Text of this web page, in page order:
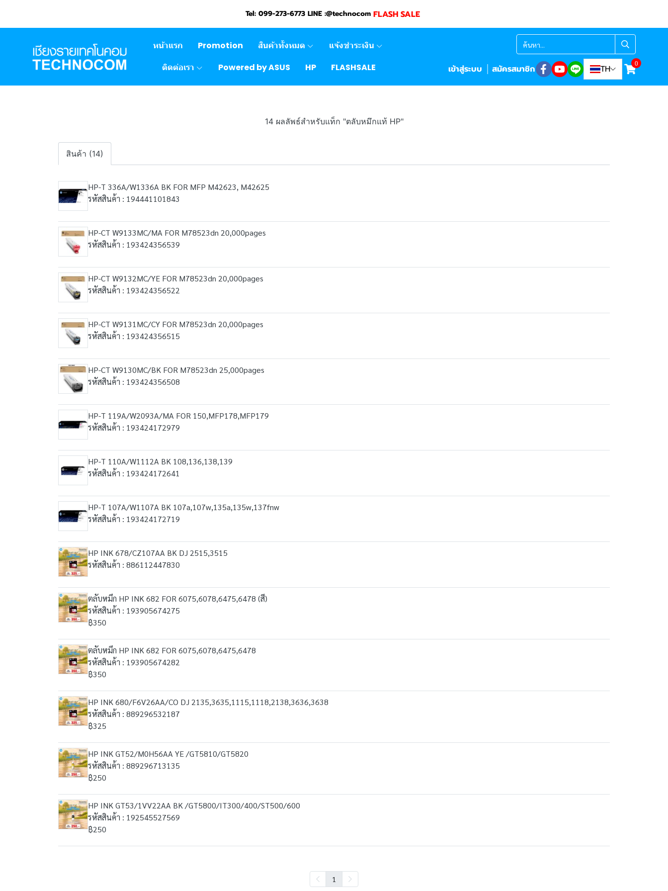
Tel: 099-273-6773 LINE :@technocom FLASH SALE
หน้าแรก Promotion สินค้าทั้งหมด
แจ้งชำระเงิน
ติดต่อเรา
Powered by ASUS HP FLASHSALE เข้าสู่ระบบ สมัครสมาชิก TH 0
14 ผลลัพธ์สำหรับแท็ก "ตลับหมึกแท้ HP"
สินค้า (14)
HP-T 336A/W1336A BK FOR MFP M42623, M42625
รหัสสินค้า : 194441101843
HP-CT W9133MC/MA FOR M78523dn 20,000pages
รหัสสินค้า : 193424356539
HP-CT W9132MC/YE FOR M78523dn 20,000pages
รหัสสินค้า : 193424356522
HP-CT W9131MC/CY FOR M78523dn 20,000pages
รหัสสินค้า : 193424356515
HP-CT W9130MC/BK FOR M78523dn 25,000pages
รหัสสินค้า : 193424356508
HP-T 119A/W2093A/MA FOR 150,MFP178,MFP179
รหัสสินค้า : 193424172979
HP-T 110A/W1112A BK 108,136,138,139
รหัสสินค้า : 193424172641
HP-T 107A/W1107A BK 107a,107w,135a,135w,137fnw
รหัสสินค้า : 193424172719
HP INK 678/CZ107AA BK DJ 2515,3515
รหัสสินค้า : 886112447830
ตลับหมึก HP INK 682 FOR 6075,6078,6475,6478 (สี)
รหัสสินค้า : 193905674275
฿350
ตลับหมึก HP INK 682 FOR 6075,6078,6475,6478
รหัสสินค้า : 193905674282
฿350
HP INK 680/F6V26AA/CO DJ 2135,3635,1115,1118,2138,3636,3638
รหัสสินค้า : 889296532187
฿325
HP INK GT52/M0H56AA YE /GT5810/GT5820
รหัสสินค้า : 889296713135
฿250
HP INK GT53/1VV22AA BK /GT5800/IT300/400/ST500/600
รหัสสินค้า : 192545527569
฿250
1